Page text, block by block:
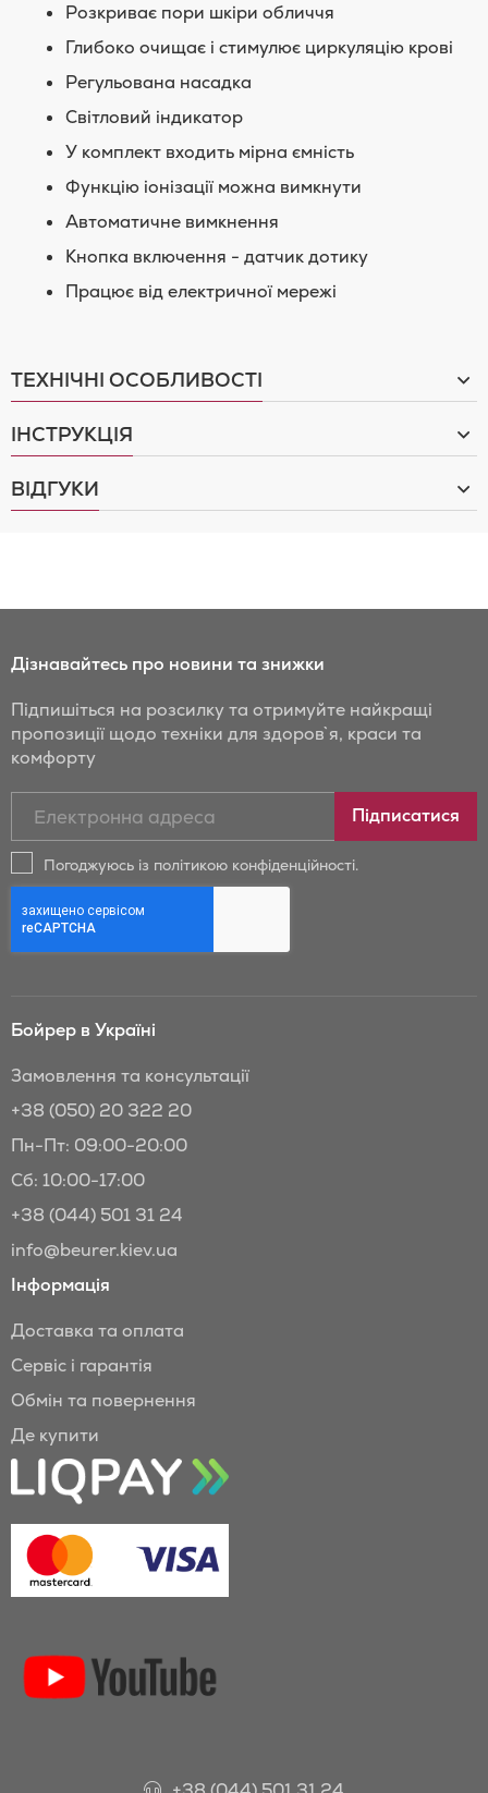
Розкриває пори шкіри обличчя
Глибоко очищає і стимулює циркуляцію крові
Регульована насадка
Світловий індикатор
У комплект входить мірна ємність
Функцію іонізації можна вимкнути
Автоматичне вимкнення
Кнопка включення - датчик дотику
Працює від електричної мережі
ТЕХНІЧНІ ОСОБЛИВОСТІ
ІНСТРУКЦІЯ
ВІДГУКИ
Дізнавайтесь про новини та знижки
Підпишіться на розсилку та отримуйте найкращі
пропозиції щодо техніки для здоров`я, краси та
комфорту
новини
та
Бойрер:
Підписатися
Погоджуюсь із політикою конфіденційності.
Бойрер в Україні
Замовлення та консультації
+38 (050) 20 322 20
Пн-Пт: 09:00-20:00
Сб: 10:00-17:00
+38 (044) 501 31 24
info@beurer.kiev.ua
Інформація
Доставка та оплата
Сервіс і гарантія
Обмін та повернення
Де купити